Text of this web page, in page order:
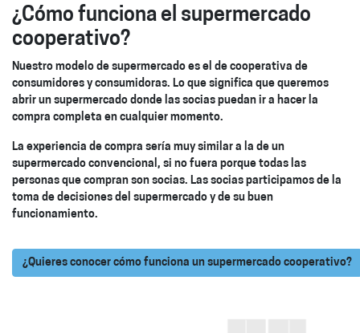
¿Cómo funciona el supermercado
cooperativo?
Nuestro modelo de supermercado es el de cooperativa de
consumidores y consumidoras. Lo que significa que queremos
abrir un supermercado donde las socias puedan ir a hacer la
compra completa en cualquier momento.
La experiencia de compra sería muy similar a la de un
supermercado convencional, si no fuera porque todas las
personas que compran son socias. Las socias participamos de la
toma de decisiones del supermercado y de su buen
funcionamiento.
¿Quieres conocer cómo funciona un supermercado cooperativo?